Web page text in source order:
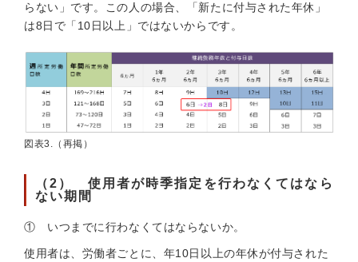
らない」です。この人の場合、「新たに付与された年休」
は8日で「10日以上」ではないからです。
図表3.（再掲）
（2） 使用者が時季指定を行わなくてはなら
ない期間
① いつまでに行わなくてはならないか。
使用者は、労働者ごとに、年10日以上の年休が付与された